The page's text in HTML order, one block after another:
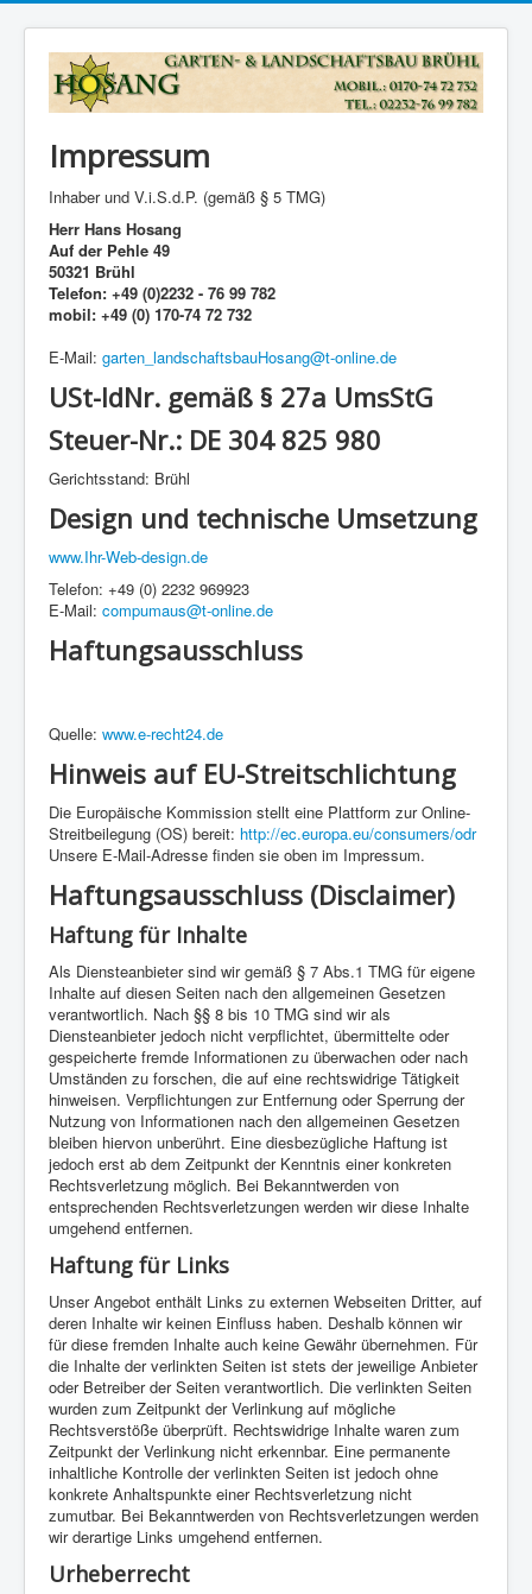
Impressum
Inhaber und V.i.S.d.P. (gemäß § 5 TMG)
Herr Hans Hosang
Auf der Pehle 49
50321 Brühl
Telefon: +49 (0)2232 - 76 99 782
mobil: +49 (0) 170-74 72 732
E-Mail: garten_landschaftsbauHosang@t-online.de
USt-IdNr. gemäß § 27a UmsStG
Steuer-Nr.: DE 304 825 980
Gerichtsstand: Brühl
Design und technische Umsetzung
www.Ihr-Web-design.de
Telefon: +49 (0) 2232 969923
E-Mail: compumaus@t-online.de
Haftungsausschluss
Quelle: www.e-recht24.de
Hinweis auf EU-Streitschlichtung
Die Europäische Kommission stellt eine Plattform zur Online-
Streitbeilegung (OS) bereit: http://ec.europa.eu/consumers/odr
Unsere E-Mail-Adresse finden sie oben im Impressum.
Haftungsausschluss (Disclaimer)
Haftung für Inhalte
Als Diensteanbieter sind wir gemäß § 7 Abs.1 TMG für eigene
Inhalte auf diesen Seiten nach den allgemeinen Gesetzen
verantwortlich. Nach §§ 8 bis 10 TMG sind wir als
Diensteanbieter jedoch nicht verpflichtet, übermittelte oder
gespeicherte fremde Informationen zu überwachen oder nach
Umständen zu forschen, die auf eine rechtswidrige Tätigkeit
hinweisen. Verpflichtungen zur Entfernung oder Sperrung der
Nutzung von Informationen nach den allgemeinen Gesetzen
bleiben hiervon unberührt. Eine diesbezügliche Haftung ist
jedoch erst ab dem Zeitpunkt der Kenntnis einer konkreten
Rechtsverletzung möglich. Bei Bekanntwerden von
entsprechenden Rechtsverletzungen werden wir diese Inhalte
umgehend entfernen.
Haftung für Links
Unser Angebot enthält Links zu externen Webseiten Dritter, auf
deren Inhalte wir keinen Einfluss haben. Deshalb können wir
für diese fremden Inhalte auch keine Gewähr übernehmen. Für
die Inhalte der verlinkten Seiten ist stets der jeweilige Anbieter
oder Betreiber der Seiten verantwortlich. Die verlinkten Seiten
wurden zum Zeitpunkt der Verlinkung auf mögliche
Rechtsverstöße überprüft. Rechtswidrige Inhalte waren zum
Zeitpunkt der Verlinkung nicht erkennbar. Eine permanente
inhaltliche Kontrolle der verlinkten Seiten ist jedoch ohne
konkrete Anhaltspunkte einer Rechtsverletzung nicht
zumutbar. Bei Bekanntwerden von Rechtsverletzungen werden
wir derartige Links umgehend entfernen.
Urheberrecht